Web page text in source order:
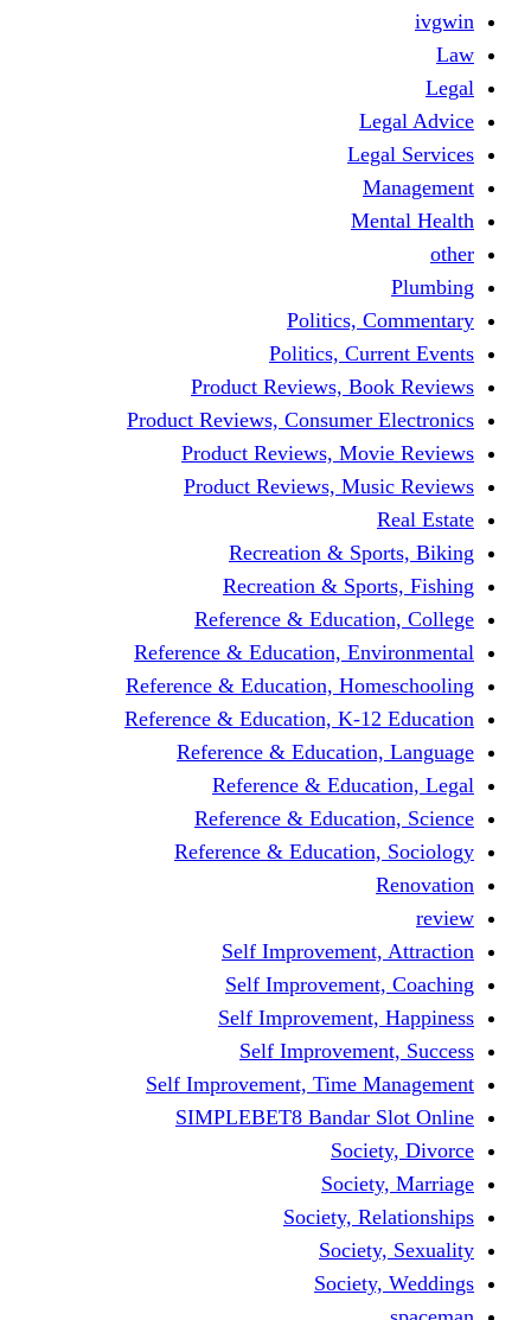
Politics,
Politics,
Product Reviews,
Product Reviews,
Product Reviews,
Product Reviews,
Recreation &
Recreation &
Reference &
Reference & Education,
Reference & Education,
Reference & Education, K-
Reference &
Reference &
Reference &
Reference &
Self
Self
Self
Self
Self Improvement, Time
SIMPLEBET8 Bandar
Society,